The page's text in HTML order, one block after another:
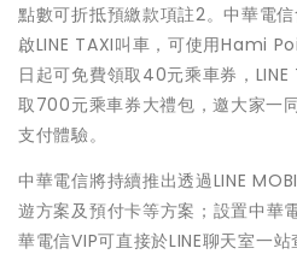
點數可折抵預繳款項註2。中華電
啟LINE TAXI叫車，可使用Hami
日起可免費領取40元乘車券，
取700元乘車券大禮包，邀大家一
支付體驗。
中華電信將持續推出透過LINE
遊方案及預付卡等方案；設置中華
華電信VIP可直接於LINE聊天室一